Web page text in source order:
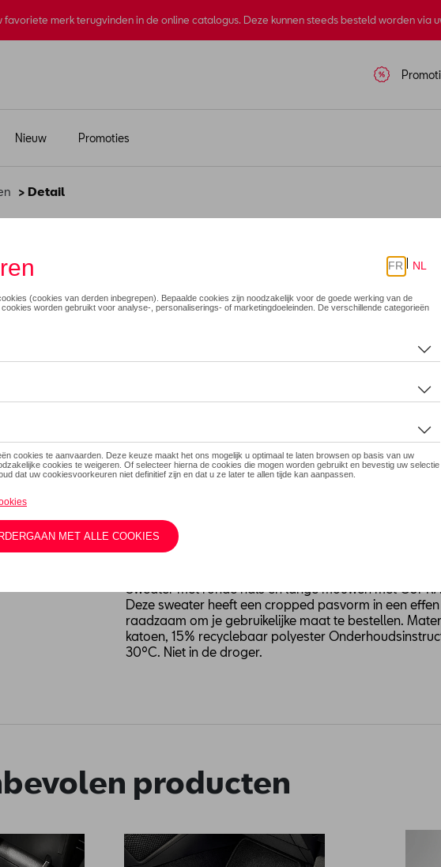
merk terugvinden in de online catalogus. Deze kunnen steeds besteld worden via
Nieuw Promoties
> Detail
bruin - XS
Dit product is momenteel niet op stock
Contacteer uw dealer voor
Sweater met ronde hals en lange mouwen met
Deze sweater heeft een cropped pasvorm in een effen
raadzaam om je gebruikelijke maat te bestellen.
katoen, 15% recyclebaar polyester
30ºC. Niet in de droger.
producten